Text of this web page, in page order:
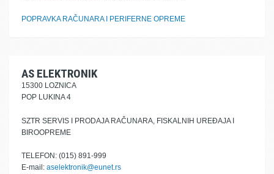
POPRAVKA RAČUNARA I PERIFERNE OPREME
AS ELEKTRONIK
15300 LOZNICA
POP LUKINA 4
SZTR SERVIS I PRODAJA RAČUNARA, FISKALNIH UREĐAJA I
BIROOPREME
TELEFON: (015) 891-999
E-mail: aselektronik@eunet.rs